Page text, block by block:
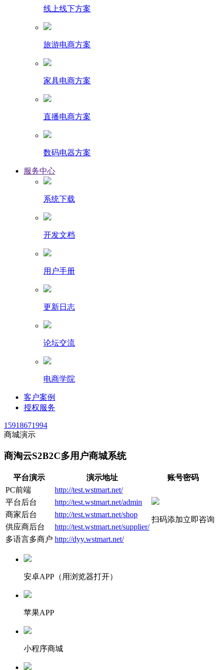
线上线下方案
旅游电商方案
家具电商方案
直播电商方案
数码电器方案
服务中心
系统下载
开发文档
用户手册
更新日志
论坛交流
电商学院
客户案例
授权服务
15918671994
商城演示
商淘云S2B2C多用户商城系统
平台演示 演示地址
账号密码
PC前端
http://test.wstmart.net/
扫码添加立即咨询
平台后台
http://test.wstmart.net/admin
商家后台
http://test.wstmart.net/shop
供应商后台
http://test.wstmart.net/supplier/
多语言多商户 http://dyy.wstmart.net/
安卓APP（用浏览器打开）
苹果APP
小程序商城